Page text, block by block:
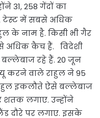
31, 258 गेंदों का
टेस्ट में सबसे अधिक
के नाम है. किसी भी गैर
अधिक कैच हैं. विदेशी
रहे हैं. 20 जून
करने वाले राहुल ने 95
इकलौते ऐसे बल्लेबाज
शतक लगाए. उन्होंने
दौरे पर लगाए. इसके